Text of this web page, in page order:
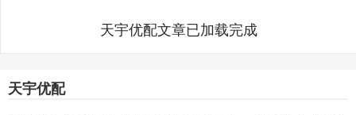
天宇优配文章已加载完成
天宇优配